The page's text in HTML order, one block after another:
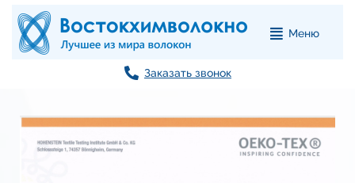
Меню
Заказать звонок